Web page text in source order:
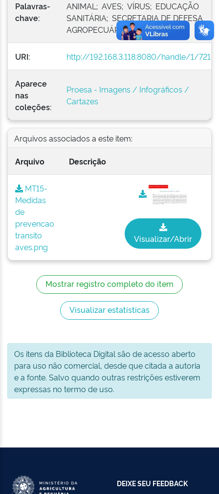
Palavras-
chave:
ANIMAL; AVES; VÍRUS; EDUCAÇÃO
SANITÁRIA; SECRETARIA DE DEFESA
AGROPECUÁRIA
URI: http://192.168.3.118:8080/handle/1/721
Aparece
nas
coleções:
Proesa - Imagens / Infográficos /
Cartazes
Arquivos associados a este item:
Arquivo Descrição
MT15-
Medidas
de
prevencao
transito
aves.png
Visualizar/Abrir
Mostrar registro completo do item
Visualizar estatísticas
Os itens da Biblioteca Digital são de acesso aberto
para uso não comercial, desde que citada a autoria
e a fonte. Salvo quando outras restrições estiverem
expressas no termo de uso.
DEIXE SEU FEEDBACK